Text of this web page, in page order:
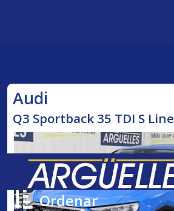
Ordenar
Audi
Q3 Sportback 35 TDI S Line